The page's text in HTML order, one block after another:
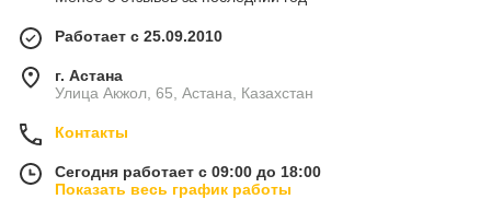
Работает с 25.09.2010
г. Астана
Улица Акжол, 65, Астана, Казахстан
Контакты
Сегодня работает с 09:00 до 18:00
Показать весь график работы